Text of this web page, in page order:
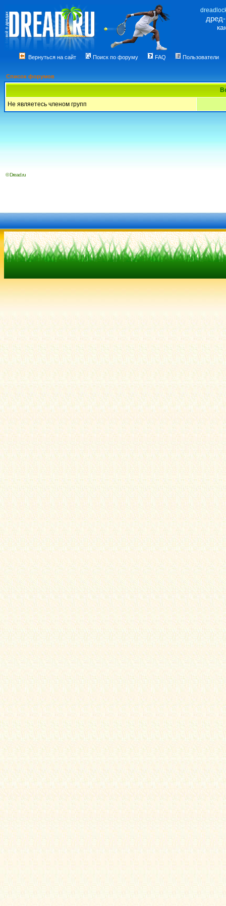
Вернуться на сайт Поиск по форуму FAQ Пользователи
Список форумов
Не являетесь членом групп
© Dread.ru